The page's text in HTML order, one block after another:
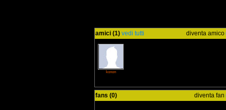
amici (1) vedi tutti diventa amico
konon
fans (0) diventa fan